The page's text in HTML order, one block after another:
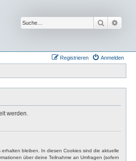
Suche
Anmelden
Registrieren
werden.
bleiben. In diesen Cookies sind die aktuelle
über deine Teilnahme an Umfragen (sofern